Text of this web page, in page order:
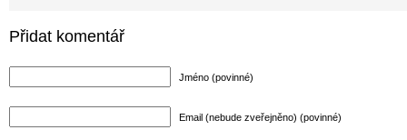
Přidat komentář
Jméno (povinné)
Email (nebude zveřejněno) (povinné)